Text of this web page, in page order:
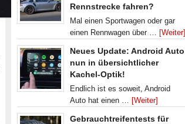
Rennstrecke fahren?
Mal einen Sportwagen oder gar
einen Rennwagen über … [Weiter]
Neues Update: Android Auto
nun in übersichtlicher
Kachel-Optik!
Endlich ist es soweit, Android
Auto hat einen … [Weiter]
Gebrauchtreifentests für